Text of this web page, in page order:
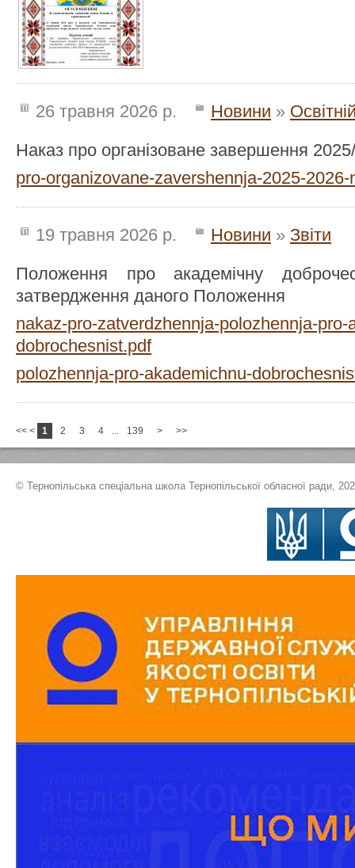
26 травня 2026 р. Новини »
Наказ про організоване завершення
pro-organizovane-zavershennja-2025-
19 травня 2026 р. Новини » Звіти
Положення про академічну
затвердження даного Положення
nakaz-pro-zatverdzhennja-polozhennja-pro-
dobrochesnist.pdf
polozhennja-pro-akademichnu-
<< < 1 2 3 4 ... 139 > >>
© Тернопільська спеціальна школа Тернопільської обласної ради,